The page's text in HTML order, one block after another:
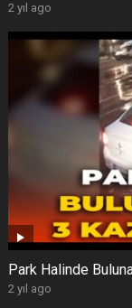
2 yıl ago
Park Halinde
2 yıl ago